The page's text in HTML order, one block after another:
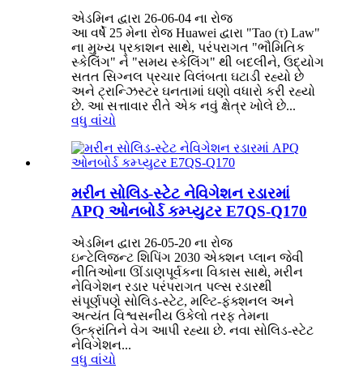
એડમિન દ્વારા 26-06-04 ના રોજ
આ વર્ષે 25 મેના રોજ Huawei દ્વારા "Tao (τ) Law"
ના મુખ્ય પ્રકાશન સાથે, પરંપરાગત "ભૌમિતિક
સ્કેલિંગ" ને "સમય સ્કેલિંગ" થી બદલીને, ઉદ્યોગ
સતત સિગ્નલ પ્રચાર વિલંબતા ઘટાડી રહ્યો છે
અને ટ્રાન્ઝિસ્ટર ઘનતામાં ઘણો વધારો કરી રહ્યો
છે. આ સત્તાવાર રીતે એક નવું ક્ષેત્ર ખોલે છે...
વધુ વાંચો
મરીન સોલિડ-સ્ટેટ નેવિગેશન રડારમાં
APQ ઓનબોર્ડ કમ્પ્યુટર E7QS-Q170
એડમિન દ્વારા 26-05-20 ના રોજ
ઇન્ટેલિજન્ટ શિપિંગ 2030 એક્શન પ્લાન જેવી
નીતિઓના ઊંડાણપૂર્વકના વિકાસ સાથે, મરીન
નેવિગેશન રડાર પરંપરાગત પલ્સ રડારથી
સંપૂર્ણપણે સોલિડ-સ્ટેટ, મલ્ટિ-ફંક્શનલ અને
અત્યંત વિશ્વસનીય ઉકેલો તરફ તેમના
ઉત્ક્રાંતિને વેગ આપી રહ્યા છે. નવા સોલિડ-સ્ટેટ
નેવિગેશન...
વધુ વાંચો